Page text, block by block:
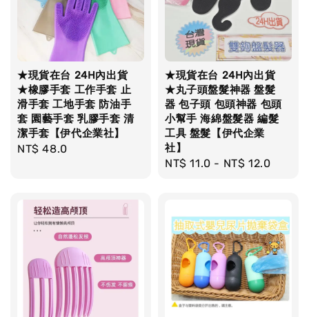
★現貨在台 24H內出貨
★橡膠手套 工作手套 止
滑手套 工地手套 防油手
套 園藝手套 乳膠手套 清
潔手套【伊代企業社】
Regular
NT$ 48.0
★現貨在台 24H內出貨
★丸子頭盤髮神器 盤髮
器 包子頭 包頭神器 包頭
小幫手 海綿盤髮器 編髮
工具 盤髮【伊代企業
社】
Regular
NT$ 11.0 - NT$ 12.0